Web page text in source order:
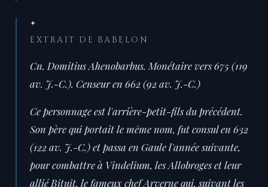
✦
EXTRAIT DE BABELON
Cn. Domitius Ahenobarbus. Monétaire vers 675 (119
av. J.-C.). Censeur en 662 (92 av. J.-C.)
Ce personnage est l'arrière-petit-fils du précédent.
Son père qui portait le même nom, fut consul en 632
(122 av. J.-C.) et passa en Gaule l'année suivante,
pour combattre à Vindelium, les Allobroges et leur
allié Bituit, le fameux chef Arverne qui, suivant les